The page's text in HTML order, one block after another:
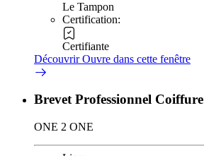
Le Tampon
Certification:
Certifiante
DécouvrirOuvre dans cette fenêtre
Brevet Professionnel Coiffure
ONE 2 ONE